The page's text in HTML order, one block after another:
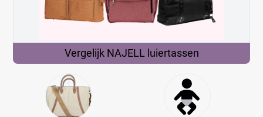
Vergelijk NAJELL luiertassen